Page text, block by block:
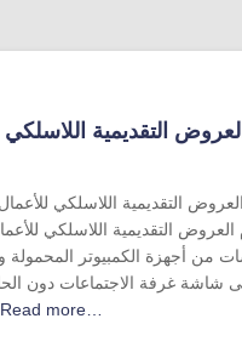
التقديمية اللاسلكي
التقديمية اللاسلكي
العروض التقديمية اللاسلكي
من أجهزة الكمبيوتر المحمولة
شاشة غرفة الاجتماعات دون
Read more…